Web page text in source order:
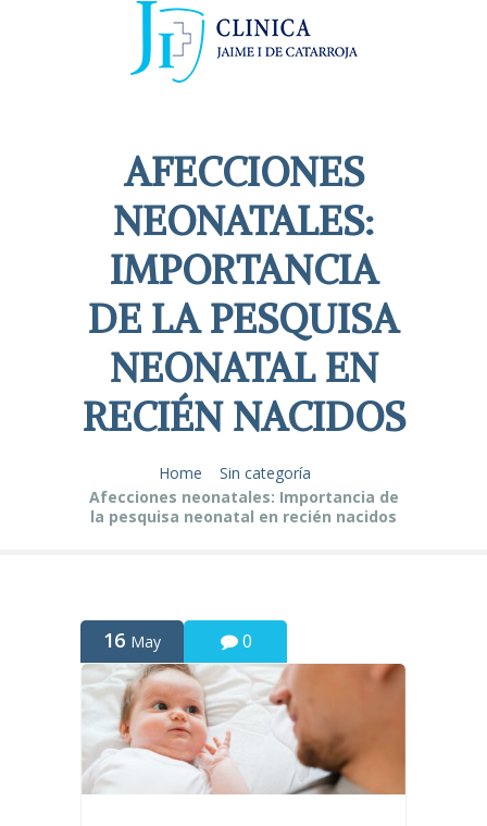
AFECCIONES
NEONATALES:
IMPORTANCIA
DE LA PESQUISA
NEONATAL EN
RECIÉN NACIDOS
Home
Sin categoría
Afecciones neonatales: Importancia de
la pesquisa neonatal en recién nacidos
16 May 0